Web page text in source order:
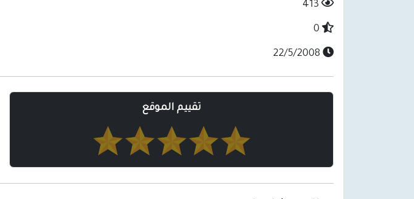
تقييم الموقع